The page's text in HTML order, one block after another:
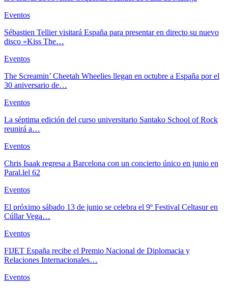
Eventos
Sébastien Tellier visitará España para presentar en directo su nuevo
disco «Kiss The…
Eventos
The Screamin’ Cheetah Wheelies llegan en octubre a España por el
30 aniversario de…
Eventos
La séptima edición del curso universitario Santako School of Rock
reunirá a…
Eventos
Chris Isaak regresa a Barcelona con un concierto único en junio en
Paral.lel 62
Eventos
El próximo sábado 13 de junio se celebra el 9º Festival Celtasur en
Cúllar Vega…
Eventos
FIJET España recibe el Premio Nacional de Diplomacia y
Relaciones Internacionales…
Eventos